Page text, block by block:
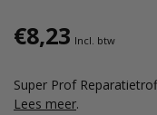
€8,23 Incl. btw
Super Prof
Lees meer.